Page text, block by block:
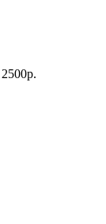
2500р.